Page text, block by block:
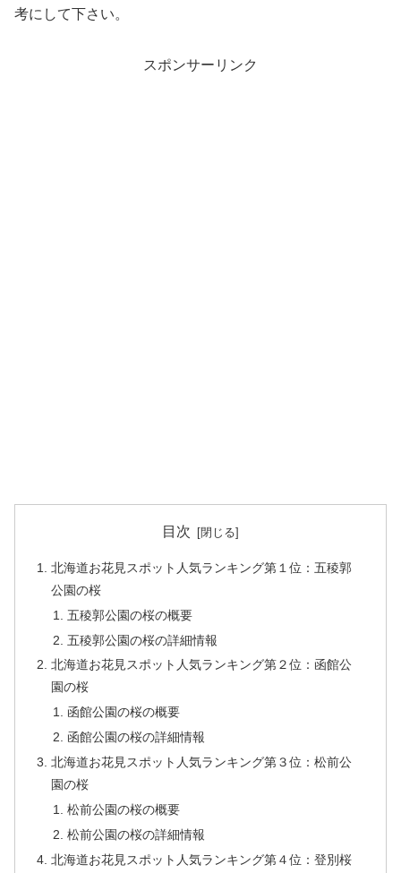
考にして下さい。
スポンサーリンク
目次
北海道お花見スポット人気ランキング第１位：五稜郭
公園の桜
五稜郭公園の桜の概要
五稜郭公園の桜の詳細情報
北海道お花見スポット人気ランキング第２位：函館公
園の桜
函館公園の桜の概要
函館公園の桜の詳細情報
北海道お花見スポット人気ランキング第３位：松前公
園の桜
松前公園の桜の概要
松前公園の桜の詳細情報
北海道お花見スポット人気ランキング第４位：登別桜